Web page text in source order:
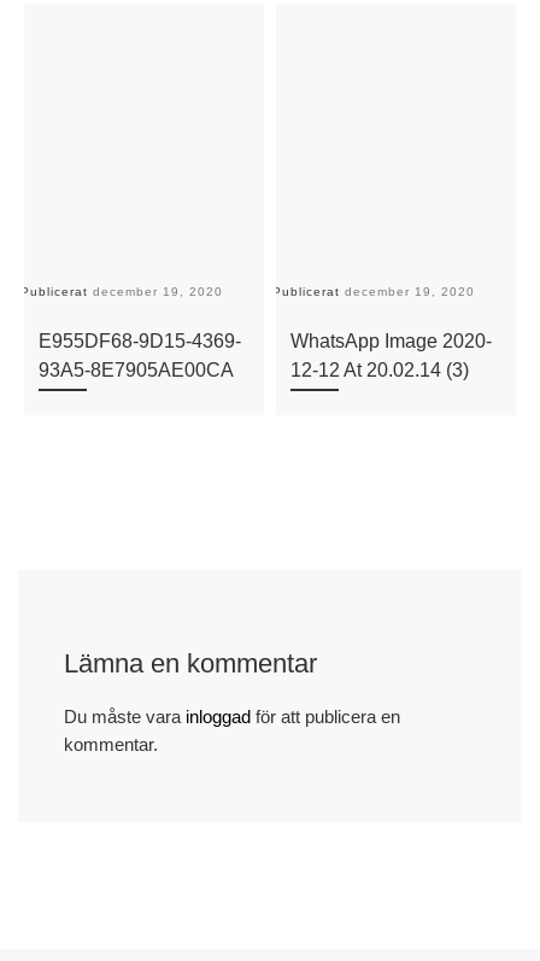
Publicerat december 19, 2020
E955DF68-9D15-4369-
93A5-8E7905AE00CA
Publicerat december 19, 2020
WhatsApp Image 2020-
12-12 At 20.02.14 (3)
Lämna en kommentar
Du måste vara inloggadför att publicera en
kommentar.